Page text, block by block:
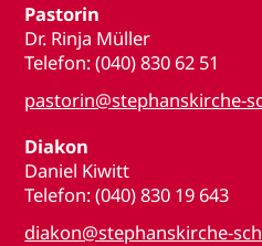
Pastorin
Dr. Rinja Müller
Telefon: (040) 830 62 51
pastorin@stephanskirche-
Diakon
Daniel Kiwitt
Telefon: (040) 830 19 643
diakon@stephanskirche-